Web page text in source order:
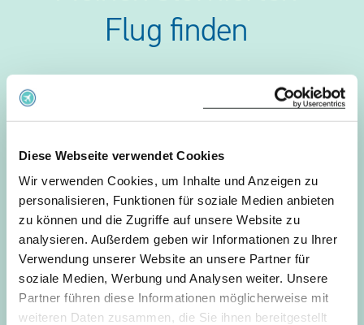
Diese Webseite verwendet Cookies
Wir verwenden Cookies, um Inhalte und Anzeigen zu
personalisieren, Funktionen für soziale Medien anbieten
zu können und die Zugriffe auf unsere Website zu
analysieren. Außerdem geben wir Informationen zu Ihrer
Verwendung unserer Website an unsere Partner für
soziale Medien, Werbung und Analysen weiter. Unsere
Partner führen diese Informationen möglicherweise mit
weiteren Daten zusammen, die Sie ihnen bereitgestellt
Flug finden
Turkish Airlines TK 8473
01 August 2026 um 13:50
Barcelona
El Dorado Intl.